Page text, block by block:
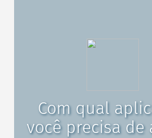
Com qual
você precisa de